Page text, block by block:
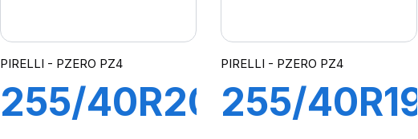
PIRELLI - PZERO PZ4
255/40R20
PIRELLI - PZERO PZ4
255/40R19